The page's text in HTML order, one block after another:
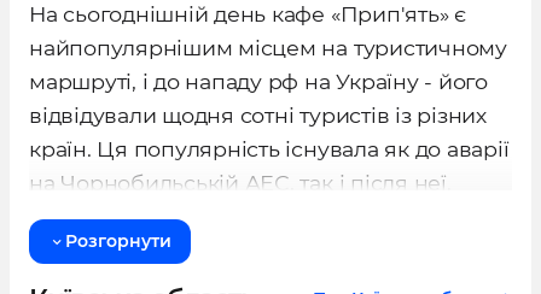
На сьогоднішній день кафе «Прип'ять» є
найпопулярнішим місцем на туристичному
маршруті, і до нападу рф на Україну - його
відвідували щодня сотні туристів із різних
країн. Ця популярність існувала як до аварії
на Чорнобильській АЕС, так і після неї.
За сучасними стандартами, кафе «Прип'ять»
Розгорнути